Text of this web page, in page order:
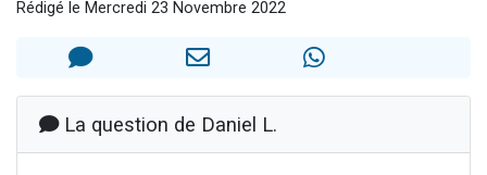
Il reste 49 places pour étudier en groupe sur Zoom
2 nouvelles musiques dans Torah-Box Music
6 personnes viennent de nous rejoindre sur WhatsApp
Rédigé le Mercredi 23 Novembre 2022
La question de Daniel L.